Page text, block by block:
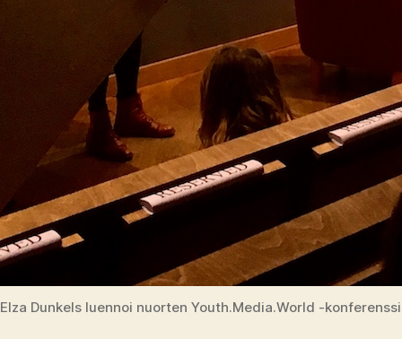
Elza Dunkels luennoi nuorten Youth.Media.World -